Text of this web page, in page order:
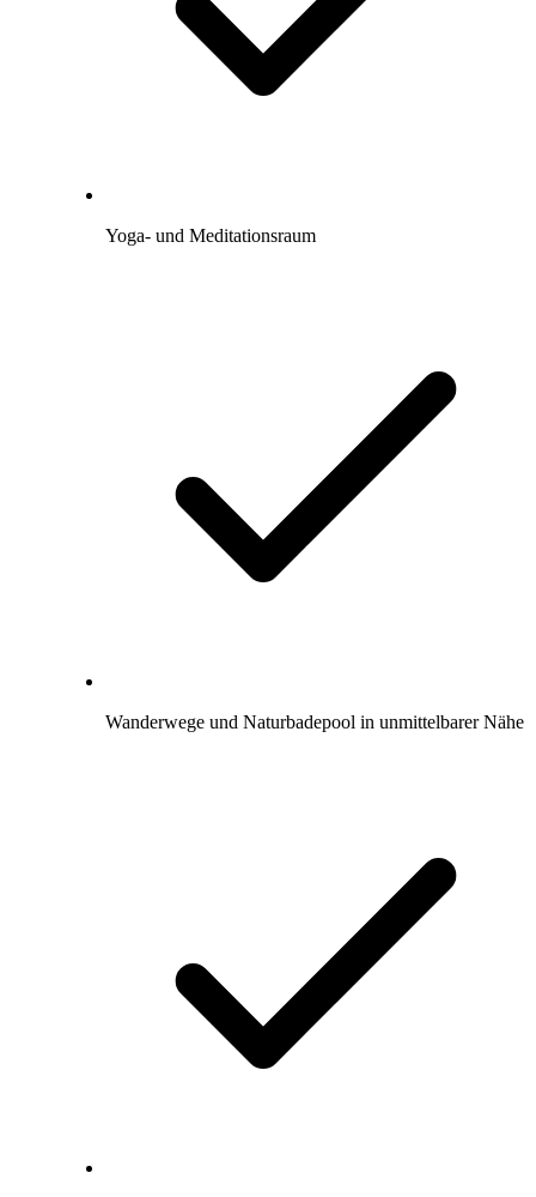
Yoga- und Meditationsraum
Wanderwege und Naturbadepool in unmittelbarer Nähe